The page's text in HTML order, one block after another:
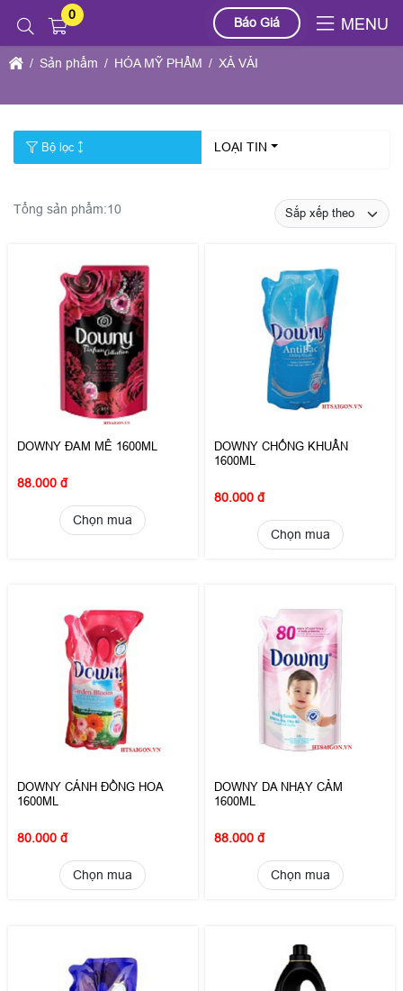
0
Báo Giá MENU
XẢ VẢI
Sản phẩm HÓA MỸ PHẨM XẢ VẢI
Bộ lọc LOẠI TIN
Tổng sản phẩm:10
DOWNY ĐAM MÊ 1600ML
88.000 đ
Chọn mua
DOWNY CHỐNG KHUẨN
1600ML
80.000 đ
Chọn mua
DOWNY CÁNH ĐỒNG HOA
1600ML
80.000 đ
Chọn mua
DOWNY DA NHẠY CẢM
1600ML
88.000 đ
Chọn mua